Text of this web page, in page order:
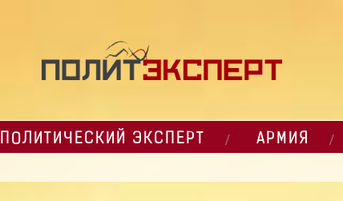
ПОЛИТИЧЕСКИЙ ЭКСПЕРТ АРМИЯ